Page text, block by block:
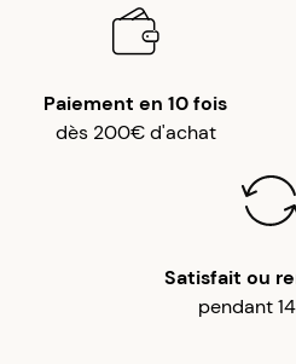
Paiement en 10 fois
dès 200€ d'achat
Satisfait ou
pendant